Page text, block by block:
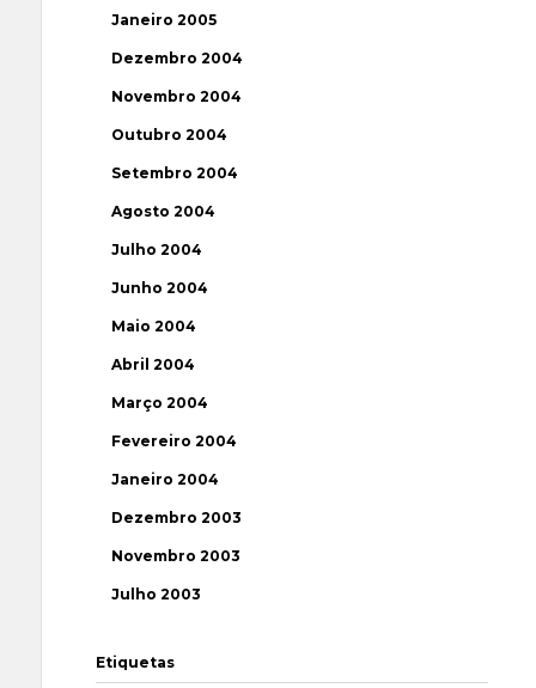
Janeiro 2005
Dezembro 2004
Novembro 2004
Outubro 2004
Setembro 2004
Agosto 2004
Julho 2004
Junho 2004
Maio 2004
Abril 2004
Março 2004
Fevereiro 2004
Janeiro 2004
Dezembro 2003
Novembro 2003
Julho 2003
Etiquetas